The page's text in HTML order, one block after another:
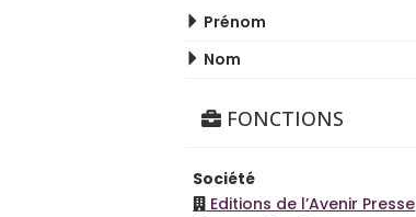
Prénom
Nom
FONCTIONS
Société
Editions de l’Avenir Presse